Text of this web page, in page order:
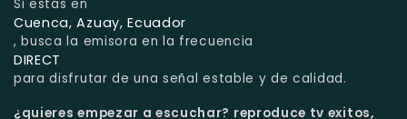
Si estás en
Cuenca, Azuay, Ecuador
, busca la emisora en la frecuencia
DIRECT
para disfrutar de una señal estable y de calidad.
¿quieres empezar a escuchar? reproduce tv exitos,